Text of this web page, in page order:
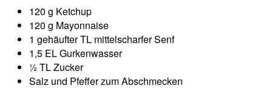
120 g Ketchup
120 g Mayonnaise
1 gehäufter TL mittelscharfer Senf
1,5 EL Gurkenwasser
½ TL Zucker
Salz und Pfeffer zum Abschmecken